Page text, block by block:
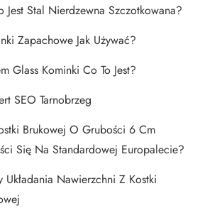
Jest Stal Nierdzewna Szczotkowana?
Zapachowe Jak Używać?
Glass Kominki Co To Jest?
SEO Tarnobrzeg
Brukowej O Grubości 6 Cm
Się Na Standardowej Europalecie?
Układania Nawierzchni Z Kostki